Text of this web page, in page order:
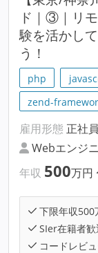
ド｜③｜リ
験を活かし
う！
php
zend-
雇用形態 正社員
Webエンジ
年収 500万円
下限年収500
SIer在籍者歓
コードレビ